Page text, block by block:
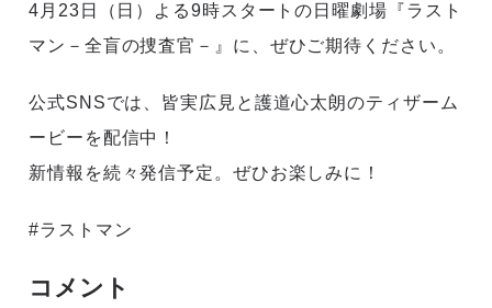
4月23日（日）よる9時スタートの日曜劇場『ラスト
マン－全盲の捜査官－』に、ぜひご期待ください。
公式SNSでは、皆実広見と護道心太朗のティザーム
ービーを配信中！
新情報を続々発信予定。ぜひお楽しみに！
#ラストマン
コメント